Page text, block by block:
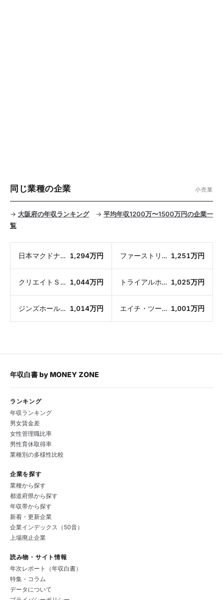
同じ業種の企業 小売業
→ 大阪府の年収ランキング→ 平均年収1200万〜1500万円の企業一
覧
日本マクドナルドホールディングス 1,294万円 ファーストリテイリング 1,251万円
クリエイトＳＤホールディングス 1,044万円 トライアルホールディングス 1,025万円
ジンズホールディングス 1,014万円 エイチ・ツー・オー リテイリング 1,001万円
年収白書byMONEY ZONE
ランキング
年収ランキング
男女賃金差
女性管理職比率
男性育休取得率
業種別の多様性比較
企業を探す
業種から探す
都道府県から探す
年収帯から探す
新着・更新企業
企業インデックス（50音）
上場廃止企業
読み物・サイト情報
年次レポート（年収白書）
特集・コラム
データについて